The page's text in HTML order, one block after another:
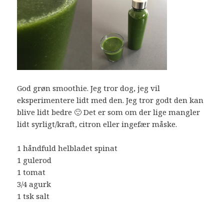
God grøn smoothie. Jeg tror dog, jeg vil
eksperimentere lidt med den. Jeg tror godt den kan
blive lidt bedre 🙂 Det er som om der lige mangler
lidt syrligt/kraft, citron eller ingefær måske.
1 håndfuld helbladet spinat
1 gulerod
1 tomat
3/4 agurk
1 tsk salt